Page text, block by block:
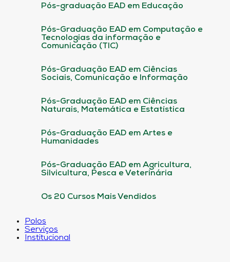
Pós-graduação EAD em Educação
Pós-Graduação EAD em Computação e
Tecnologias da informação e
Comunicação (TIC)
Pós-Graduação EAD em Ciências
Sociais, Comunicação e Informação
Pós-Graduação EAD em Ciências
Naturais, Matemática e Estatística
Pós-Graduação EAD em Artes e
Humanidades
Pós-Graduação EAD em Agricultura,
Silvicultura, Pesca e Veterinária
Os 20 Cursos Mais Vendidos
Polos
Serviços
Institucional